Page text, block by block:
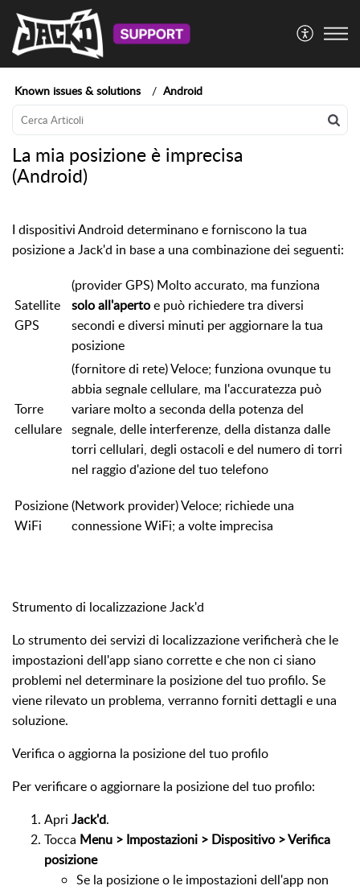
Known issues & solutions Android
La mia posizione è imprecisa
(Android)
I dispositivi Android determinano e forniscono la tua
posizione a Jack'd in base a una combinazione dei seguenti:
Satellite
GPS
(provider GPS) Molto accurato, ma funziona
solo all'apertoe può richiedere tra diversi
secondi e diversi minuti per aggiornare la tua
posizione
Torre
cellulare
(fornitore di rete) Veloce; funziona ovunque tu
abbia segnale cellulare, ma l'accuratezza può
variare molto a seconda della potenza del
segnale, delle interferenze, della distanza dalle
torri cellulari, degli ostacoli e del numero di torri
nel raggio d'azione del tuo telefono
Posizione
WiFi
(Network provider) Veloce; richiede una
connessione WiFi; a volte imprecisa
Strumento di localizzazione Jack'd
Lo strumento dei servizi di localizzazione verificherà che le
impostazioni dell'app siano corrette e che non ci siano
problemi nel determinare la posizione del tuo profilo. Se
viene rilevato un problema, verranno forniti dettagli e una
soluzione.
Verifica o aggiorna la posizione del tuo profilo
Per verificare o aggiornare la posizione del tuo profilo:
Apri Jack'd.
Tocca Menu > Impostazioni > Dispositivo > Verifica
posizione
Se la posizione o le impostazioni dell'app non